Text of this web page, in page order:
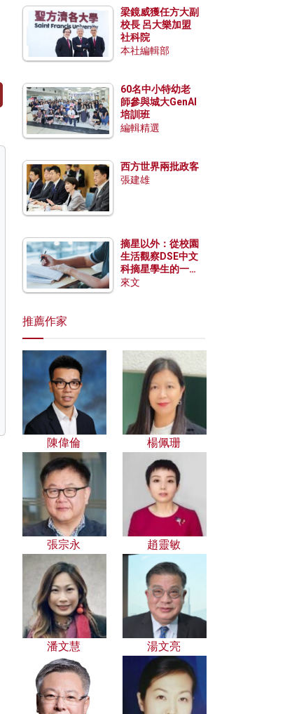
Copy
梁鏡威獲任方大副
校長 呂大樂加盟
社科院
本社編輯部
60名中小特幼老
師參與城大GenAI
培訓班
編輯精選
西方世界兩批政客
張建雄
摘星以外：從校園
生活觀察DSE中文
科摘星學生的一點
特質
來文
推薦作家
陳偉倫 楊佩珊
張宗永 趙靈敏
潘文慧 湯文亮